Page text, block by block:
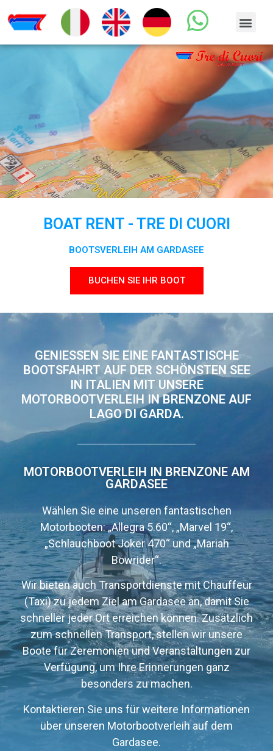
BOAT RENT - TRE DI CUORI
BOOTSVERLEIH AM GARDASEE
BUCHEN SIE IHR BOOT
GENIESSEN SIE EINE FANTASTISCHE B
OOTSFAHRT AUF DER SCHÖNSTEN SEE I
N ITALIEN MIT UNSERE M
OTORBOOTVERLEIH IN BRENZONE AUF L
AGO DI GARDA.
MOTORBOOTVERLEIH IN BRENZONE AM
GARDASEE
Wählen Sie eine unseren fantastischen
Motorbooten: „Allegra 5.60“, „Marvel 19“,
„Schlauchboot Joker 470“ und „Mariah
Bowrider“.
Wir bieten auch Transportdienste mit Chauffeur
(Taxi) zu jedem Ziel am Gardasee an, damit Sie
schneller jeder Ort erreichen können. Zusätzlich
zum schnellen Transport, stellen wir unsere
Boote für Zeremonien und Veranstaltungen zur
Verfügung, um Ihre Erinnerungen ganz
besonders zu machen.
Kontaktieren Sie uns für weitere Informationen
über unseren Motorbootverleih auf dem
Gardasee.